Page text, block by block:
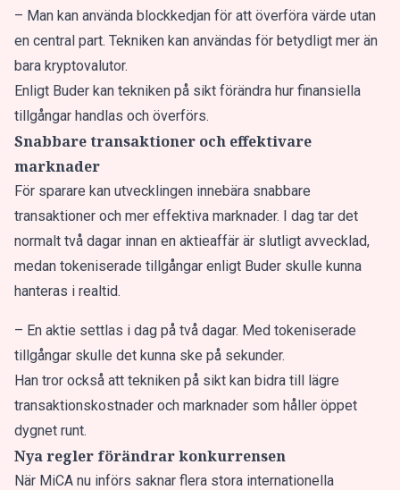
– Man kan använda blockkedjan för att överföra värde utan
en central part. Tekniken kan användas för betydligt mer än
bara kryptovalutor.
Enligt Buder kan tekniken på sikt förändra hur finansiella
tillgångar handlas och överförs.
Snabbare transaktioner och effektivare
marknader
För sparare kan utvecklingen innebära snabbare
transaktioner och mer effektiva marknader. I dag tar det
normalt två dagar innan en aktieaffär är slutligt avvecklad,
medan tokeniserade tillgångar enligt Buder skulle kunna
hanteras i realtid.
– En aktie settlas i dag på två dagar. Med tokeniserade
tillgångar skulle det kunna ske på sekunder.
Han tror också att tekniken på sikt kan bidra till lägre
transaktionskostnader och marknader som håller öppet
dygnet runt.
Nya regler förändrar konkurrensen
När MiCA nu införs saknar flera stora internationella